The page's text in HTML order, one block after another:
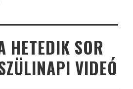
HETEDIK SOR
VIDEÓ